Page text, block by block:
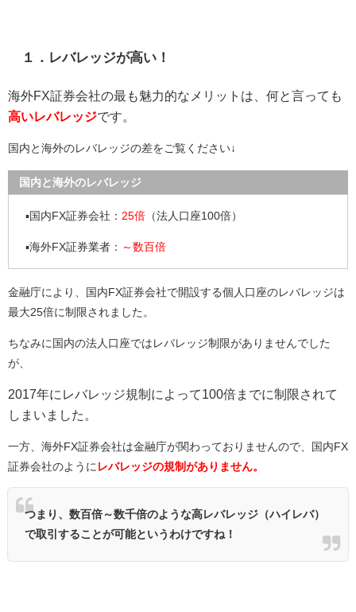
１．レバレッジが高い！
海外FX証券会社の最も魅力的なメリットは、何と言っても
高いレバレッジです。
国内と海外のレバレッジの差をご覧ください↓
国内と海外のレバレッジ
▪国内FX証券会社： 25倍 （法人口座100倍）
▪海外FX証券業者： ～数百倍
金融庁により、国内FX証券会社で開設する個人口座のレバレッジは
最大25倍に制限されました。
ちなみに国内の法人口座ではレバレッジ制限がありませんでした
が、
2017年にレバレッジ規制によって100倍までに制限されて
しまいました。
一方、海外FX証券会社は金融庁が関わっておりませんので、国内FX
証券会社のように レバレッジの規制がありません。
つまり、数百倍～数千倍のような高レバレッジ（ハイレバ）
で取引することが可能というわけですね！